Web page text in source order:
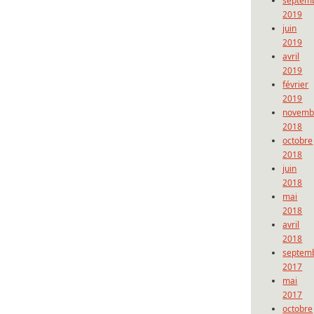
2019
juin
2019
avril
2019
février
2019
2018
octobre
2018
juin
2018
mai
2018
avril
2018
2017
mai
2017
octobre